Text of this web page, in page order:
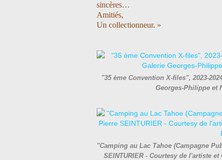
sincères…
Amitiés,
Un collectionneur. »
"35 ème Convention X-files", 2023-
Georges-Philippe et
"Camping au Lac Tahoe (Campagne
SEINTURIER - Courtesy de l'artiste